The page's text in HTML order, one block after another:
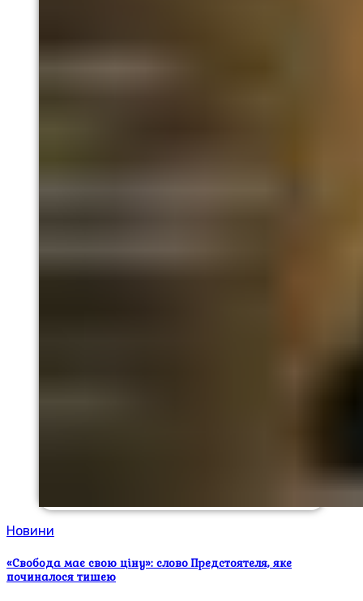
Новини
«Свобода має свою ціну»: слово Предстоятеля, яке
починалося тишею